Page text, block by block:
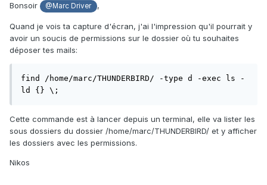
Bonsoir @Marc Driver ,
Quand je vois ta capture d'écran, j'ai l'impression qu'il pourrait y
avoir un soucis de permissions sur le dossier où tu souhaites
déposer tes mails:
find /home/marc/THUNDERBIRD/ -type d -exec ls -
ld {} \;
Cette commande est à lancer depuis un terminal, elle va lister les
sous dossiers du dossier /home/marc/THUNDERBIRD/ et y afficher
les dossiers avec les permissions.
Nikos